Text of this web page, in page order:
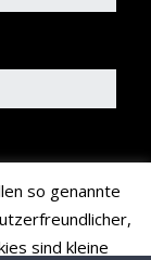
so genannte
sind kleine